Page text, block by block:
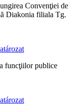
Convenţiei de
Diakonia filiala Tg.
funcţiilor publice